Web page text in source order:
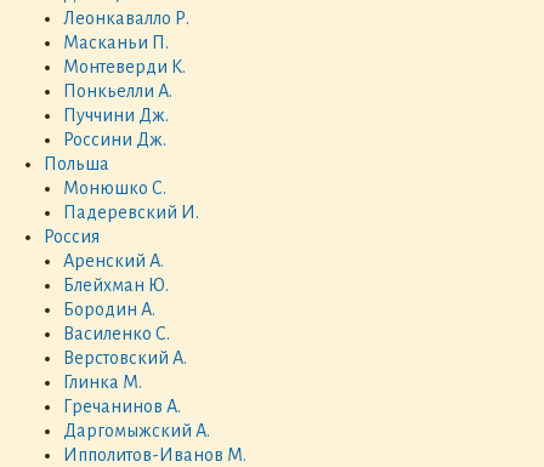
Леонкавалло Р.
Масканьи П.
Монтеверди К.
Понкьелли А.
Пуччини Дж.
Россини Дж.
Польша
Монюшко С.
Падеревский И.
Россия
Аренский А.
Блейхман Ю.
Бородин А.
Василенко С.
Верстовский А.
Глинка М.
Гречанинов А.
Даргомыжский А.
Ипполитов-Иванов М.